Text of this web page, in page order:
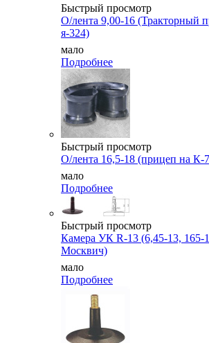
Быстрый просмотр
О/лента 9,00-16 (Тракторный
я-324)
мало
Подробнее
Быстрый просмотр
О/лента 16,5-18 (прицеп на К-
мало
Подробнее
Быстрый просмотр
Камера УК R-13 (6,45-13, 165-
Москвич)
мало
Подробнее